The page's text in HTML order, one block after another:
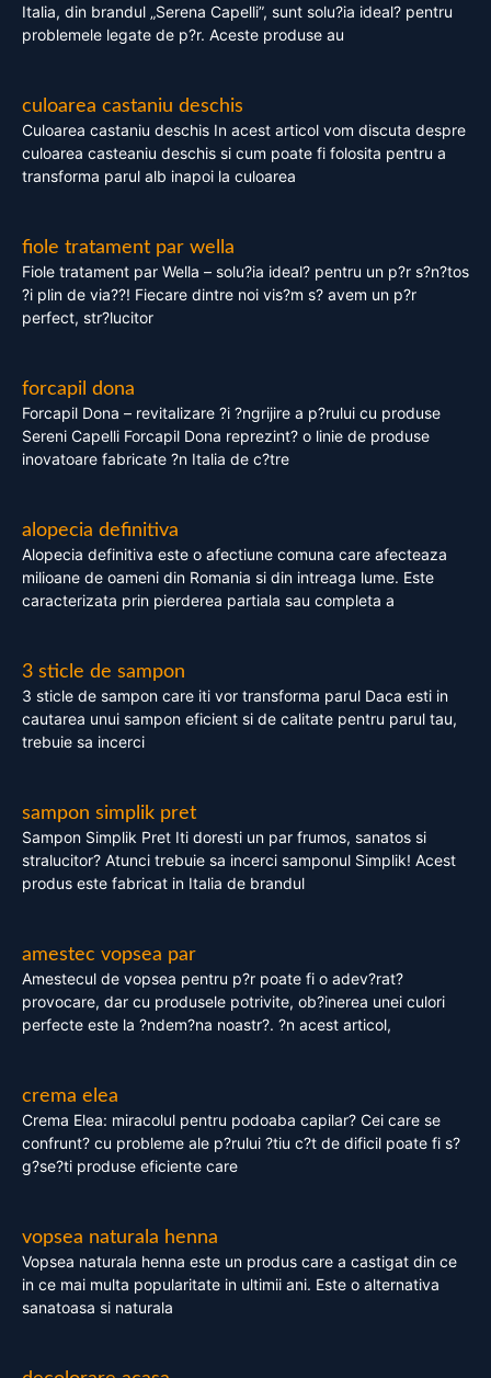
Italia, din brandul „Serena Capelli”, sunt solu?ia ideal? pentru
problemele legate de p?r. Aceste produse au
culoarea castaniu deschis
Culoarea castaniu deschis In acest articol vom discuta despre
culoarea casteaniu deschis si cum poate fi folosita pentru a
transforma parul alb inapoi la culoarea
fiole tratament par wella
Fiole tratament par Wella – solu?ia ideal? pentru un p?r s?n?tos
?i plin de via??! Fiecare dintre noi vis?m s? avem un p?r
perfect, str?lucitor
forcapil dona
Forcapil Dona – revitalizare ?i ?ngrijire a p?rului cu produse
Sereni Capelli Forcapil Dona reprezint? o linie de produse
inovatoare fabricate ?n Italia de c?tre
alopecia definitiva
Alopecia definitiva este o afectiune comuna care afecteaza
milioane de oameni din Romania si din intreaga lume. Este
caracterizata prin pierderea partiala sau completa a
3 sticle de sampon
3 sticle de sampon care iti vor transforma parul Daca esti in
cautarea unui sampon eficient si de calitate pentru parul tau,
trebuie sa incerci
sampon simplik pret
Sampon Simplik Pret Iti doresti un par frumos, sanatos si
stralucitor? Atunci trebuie sa incerci samponul Simplik! Acest
produs este fabricat in Italia de brandul
amestec vopsea par
Amestecul de vopsea pentru p?r poate fi o adev?rat?
provocare, dar cu produsele potrivite, ob?inerea unei culori
perfecte este la ?ndem?na noastr?. ?n acest articol,
crema elea
Crema Elea: miracolul pentru podoaba capilar? Cei care se
confrunt? cu probleme ale p?rului ?tiu c?t de dificil poate fi s?
g?se?ti produse eficiente care
vopsea naturala henna
Vopsea naturala henna este un produs care a castigat din ce
in ce mai multa popularitate in ultimii ani. Este o alternativa
sanatoasa si naturala